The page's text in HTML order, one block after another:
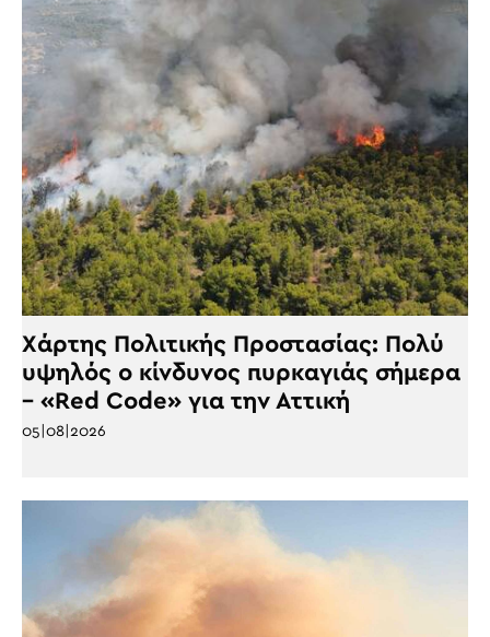
Χάρτης Πολιτικής Προστασίας: Πολύ
υψηλός ο κίνδυνος πυρκαγιάς σήμερα
– «Red Code» για την Αττική
05|08|2026